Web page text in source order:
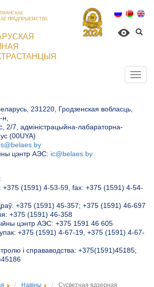
ПРАДПРЫЕМСТВА
231220, Гродзенская вобласць,
2/7, адміністрацыйна-лабараторна-
(00UYA)
цэнтр АЭС: ic@belaes.by
(1591) 4-53-59, fax: +375 (1591) 4-54-
+375 (1591) 45-357; +375 (1591) 46-697
+375 (1591) 46-358
цэнтр АЭС: +375 1591 46 605
+375 (1591) 4-67-19, +375 (1591) 4-67-
і справаводства: +375(1591)45185;
Навіны
Сусветная ядзерная